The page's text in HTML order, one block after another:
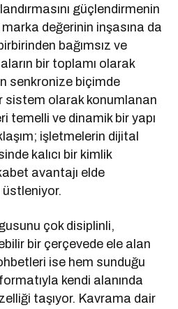
güçlendirmenin
değerinin inşasına da
bağımsız ve
bir toplamı olarak
senkronize biçimde
sistem olarak konumlanan
temelli ve dinamik bir yapı
işletmelerin dijital
kalıcı bir kimlik
avantajı elde
çok disiplinli,
bir çerçevede ele alan
ise hem sunduğu
kendi alanında
taşıyor. Kavrama dair